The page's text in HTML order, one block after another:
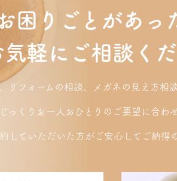
困りごとがあっ
気軽にご相談く
リフォームの相談、メガネの見え方相
っくりお一人おひとりのご要望に合わ
していただいた方がご安心してご納得